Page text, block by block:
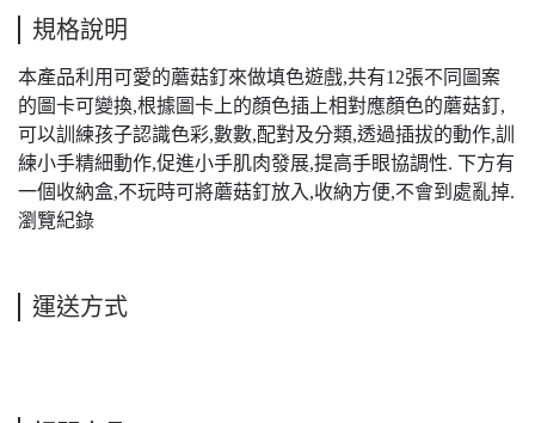
規格說明
本產品利用可愛的蘑菇釘來做填色遊戲,共有12張不同圖案
的圖卡可變換,根據圖卡上的顏色插上相對應顏色的蘑菇釘,
可以訓練孩子認識色彩,數數,配對及分類,透過插拔的動作,訓
練小手精細動作,促進小手肌肉發展,提高手眼協調性. 下方有
一個收納盒,不玩時可將蘑菇釘放入,收納方便,不會到處亂掉.
瀏覽紀錄
運送方式